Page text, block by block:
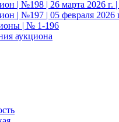
| №198 | 26 марта 2026 г.
| №197 | 05 февраля 2026
| № 1-196
аукциона